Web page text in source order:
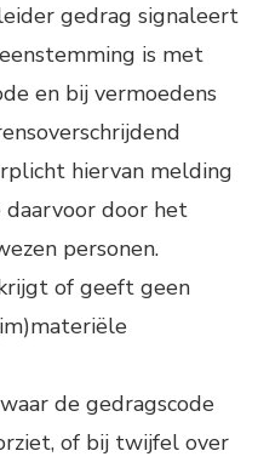
gedrag signaleert
is met
en bij vermoedens
hiervan melding
daarvoor door het
personen.
of geeft geen
de gedragscode
of bij twijfel over